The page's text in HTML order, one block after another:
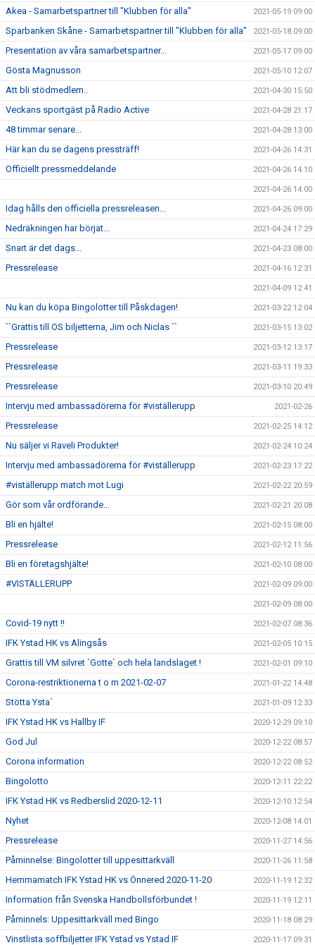
Akea - Samarbetspartner till "Klubben för alla" 2021-05-19 09:00
Sparbanken Skåne - Samarbetspartner till "Klubben för alla" 2021-05-18 09:00
Presentation av våra samarbetspartner... 2021-05-17 09:00
Gösta Magnusson 2021-05-10 12:07
Att bli stödmedlem.. 2021-04-30 15:50
Veckans sportgäst på Radio Active 2021-04-28 21:17
48 timmar senare... 2021-04-28 13:00
Här kan du se dagens pressträff! 2021-04-26 14:31
Officiellt pressmeddelande 2021-04-26 14:10
2021-04-26 14:00
Idag hålls den officiella pressreleasen... 2021-04-26 09:00
Nedräkningen har börjat... 2021-04-24 17:29
Snart är det dags... 2021-04-23 08:00
Pressrelease 2021-04-16 12:31
2021-04-09 12:41
Nu kan du köpa Bingolotter till Påskdagen! 2021-03-22 12:04
``Grattis till OS biljetterna, Jim och Niclas `` 2021-03-15 13:02
Pressrelease 2021-03-12 13:17
Pressrelease 2021-03-11 19:33
Pressrelease 2021-03-10 20:49
Intervju med ambassadörerna för #viställerupp 2021-02-26
Pressrelease 2021-02-25 14:12
Nu säljer vi Raveli Produkter! 2021-02-24 10:24
Intervju med ambassadörerna för #viställerupp 2021-02-23 17:22
#viställerupp match mot Lugi 2021-02-22 20:59
Gör som vår ordförande... 2021-02-21 20:08
Bli en hjälte! 2021-02-15 08:00
Pressrelease 2021-02-12 11:56
Bli en företagshjälte! 2021-02-10 08:00
#VISTÄLLERUPP 2021-02-09 09:00
2021-02-09 08:00
Covid-19 nytt !! 2021-02-07 08:36
IFK Ystad HK vs Alingsås 2021-02-05 10:15
Grattis till VM silvret `Gotte` och hela landslaget ! 2021-02-01 09:10
Corona-restriktionerna t o m 2021-02-07 2021-01-22 14:48
Stötta Ysta´ 2021-01-09 12:33
IFK Ystad HK vs Hallby IF 2020-12-29 09:10
God Jul 2020-12-22 08:57
Corona information 2020-12-22 08:52
Bingolotto 2020-12-11 22:22
IFK Ystad HK vs Redberslid 2020-12-11 2020-12-10 12:54
Nyhet 2020-12-08 14:01
Pressrelease 2020-11-27 14:56
Påminnelse: Bingolotter till uppesittarkväll 2020-11-26 11:58
Hemmamatch IFK Ystad HK vs Önnered 2020-11-20 2020-11-19 12:32
Information från Svenska Handbollsförbundet ! 2020-11-19 12:11
Påminnels: Uppesittarkväll med Bingo 2020-11-18 08:29
Vinstlista soffbiljetter IFK Ystad vs Ystad IF 2020-11-17 09:31